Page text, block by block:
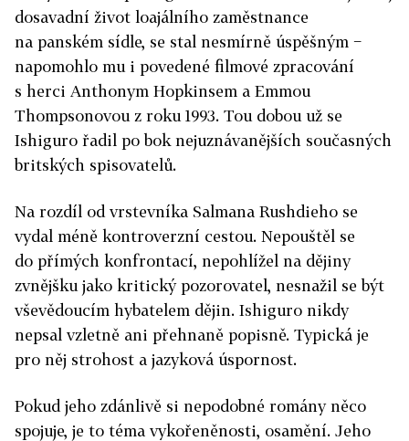
dosavadní život loajálního zaměstnance
na panském sídle, se stal nesmírně úspěšným −
napomohlo mu i povedené filmové zpracování
s herci Anthonym Hopkinsem a Emmou
Thompsonovou z roku 1993. Tou dobou už se
Ishiguro řadil po bok nejuznávanějších současných
britských spisovatelů.
Na rozdíl od vrstevníka Salmana Rushdieho se
vydal méně kontroverzní cestou. Nepouštěl se
do přímých konfrontací, nepohlížel na dějiny
zvnějšku jako kritický pozorovatel, nesnažil se být
vševědoucím hybatelem dějin. Ishiguro nikdy
nepsal vzletně ani přehnaně popisně. Typická je
pro něj strohost a jazyková úspornost.
Pokud jeho zdánlivě si nepodobné romány něco
spojuje, je to téma vykořeněnosti, osamění. Jeho